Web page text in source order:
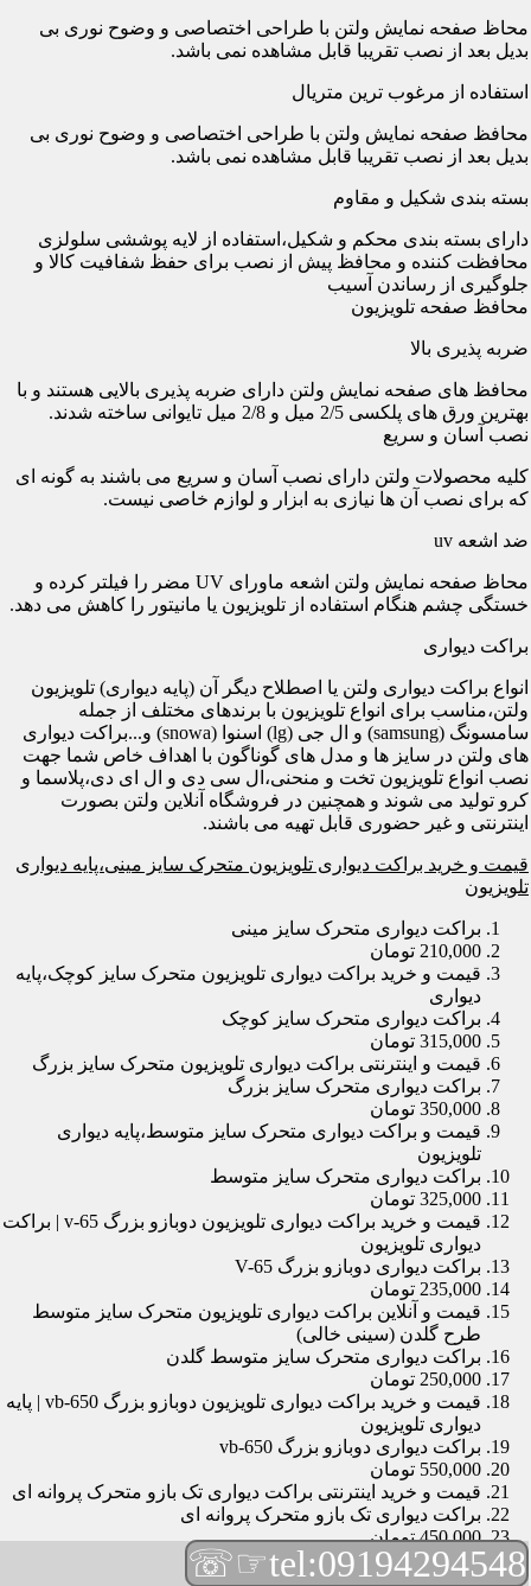
محاظ صفحه نمایش ولتن با طراحی اختصاصی و وضوح نوری بی
بدیل بعد از نصب تقریبا قابل مشاهده نمی باشد.
استفاده از مرغوب ترین متریال
محافظ صفحه نمایش ولتن با طراحی اختصاصی و وضوح نوری بی
بدیل بعد از نصب تقریبا قابل مشاهده نمی باشد.
بسته بندی شکیل و مقاوم
دارای بسته بندی محکم و شکیل،استفاده از لایه پوششی سلولزی
محافظت کننده و محافظ پیش از نصب برای حفظ شفافیت کالا و
جلوگیری از رساندن آسیب
محافظ صفحه تلویزیون
ضربه پذیری بالا
محافظ های صفحه نمایش ولتن دارای ضربه پذیری بالایی هستند و با
بهترین ورق های پلکسی 2/5 میل و 2/8 میل تایوانی ساخته شدند.
نصب آسان و سریع
کلیه محصولات ولتن دارای نصب آسان و سریع می باشند به گونه ای
که برای نصب آن ها نیازی به ابزار و لوازم خاصی نیست.
ضد اشعه uv
محاظ صفحه نمایش ولتن اشعه ماورای UV مضر را فیلتر کرده و
خستگی چشم هنگام استفاده از تلویزیون یا مانیتور را کاهش می دهد.
براکت دیواری
انواع براکت دیواری ولتن یا اصطلاح دیگر آن (پایه دیواری) تلویزیون
ولتن،مناسب برای انواع تلویزیون با برندهای مختلف از جمله
سامسونگ (samsung) و ال جی (lg) اسنوا (snowa) و...براکت دیواری
های ولتن در سایز ها و مدل های گوناگون با اهداف خاص شما جهت
نصب انواع تلویزیون تخت و منحنی،ال سی دی و ال ای دی،پلاسما و
کرو تولید می شوند و همچنین در فروشگاه آنلاین ولتن بصورت
اینترنتی و غیر حضوری قابل تهیه می باشند.
قیمت و خرید براکت دیواری تلویزیون متحرک سایز مینی،پایه دیواری
تلویزیون
براکت دیواری متحرک سایز مینی
210,000 تومان
قیمت و خرید براکت دیواری تلویزیون متحرک سایز کوچک،پایه
دیواری
براکت دیواری متحرک سایز کوچک
315,000 تومان
قیمت و اینترنتی براکت دیواری تلویزیون متحرک سایز بزرگ
براکت دیواری متحرک سایز بزرگ
350,000 تومان
قیمت و براکت دیواری متحرک سایز متوسط،پایه دیواری
تلویزیون
براکت دیواری متحرک سایز متوسط
325,000 تومان
قیمت و خرید براکت دیواری تلویزیون دوبازو بزرگ v-65 | براکت
دیواری تلویزیون
براکت دیواری دوبازو بزرگ V-65
235,000 تومان
قیمت و آنلاین براکت دیواری تلویزیون متحرک سایز متوسط
طرح گلدن (سینی خالی)
براکت دیواری متحرک سایز متوسط گلدن
250,000 تومان
قیمت و خرید براکت دیواری تلویزیون دوبازو بزرگ vb-650 | پایه
دیواری تلویزیون
براکت دیواری دوبازو بزرگ vb-650
550,000 تومان
قیمت و خرید اینترنتی براکت دیواری تک بازو متحرک پروانه ای
براکت دیواری تک بازو متحرک پروانه ای
450,000 تومان
قیمت و براکت دیواری تلویزیون مچی | براکت دیواری تلویزیون
tel:09194294548
☞☏